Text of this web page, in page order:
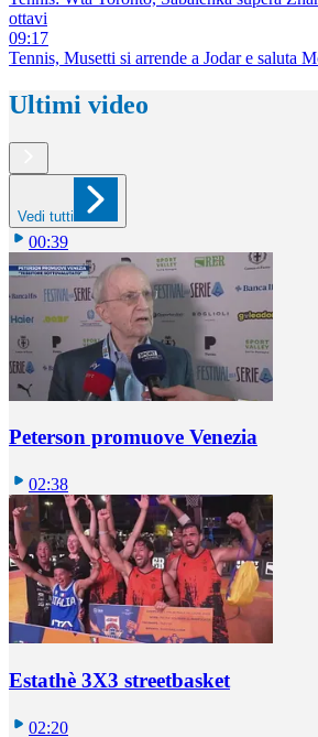
ottavi
09:17
Tennis, Musetti si arrende a Jodar e saluta
Ultimi video
Vedi tutti
00:39
Peterson promuove Venezia
02:38
Estathè 3X3 streetbasket
02:20